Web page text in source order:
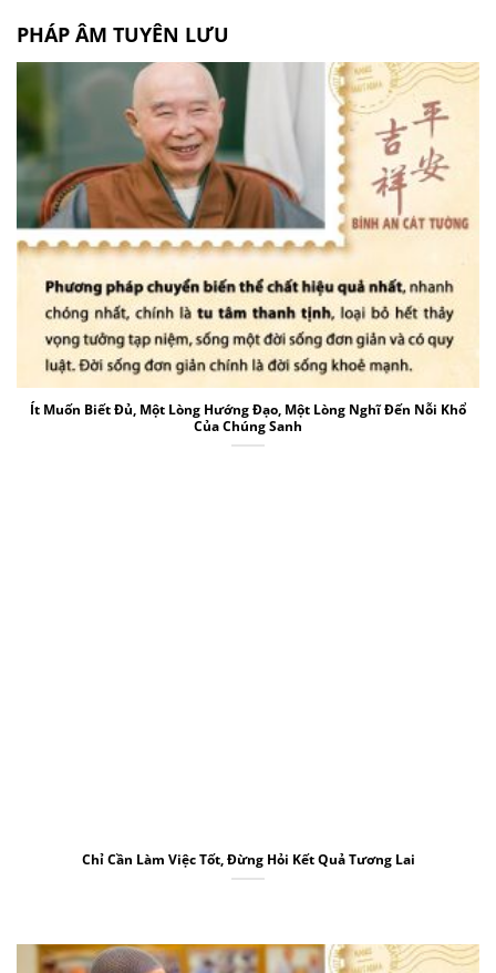
PHÁP ÂM TUYÊN LƯU
Ít Muốn Biết Đủ, Một Lòng Hướng Đạo, Một Lòng Nghĩ Đến Nỗi Khổ
Của Chúng Sanh
Chỉ Cần Làm Việc Tốt, Đừng Hỏi Kết Quả Tương Lai